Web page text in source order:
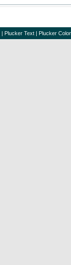
| Plucker Text | Plucker Color